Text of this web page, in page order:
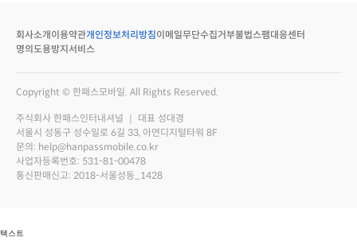
회사소개 이용약관개인정보처리방침이메일무단수집거부불법스팸대응센터
명의도용방지서비스
Copyright © 한패스모바일. All Rights Reserved.
주식회사 한패스인터내셔널 ｜ 대표 성대경
서울시 성동구 성수일로 6길 33, 아연디지털타워 8F
문의: help@hanpassmobile.co.kr
사업자등록번호: 531-81-00478
통신판매신고: 2018-서울성동_1428
스트